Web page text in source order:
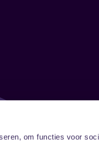
om functies voor
Onze